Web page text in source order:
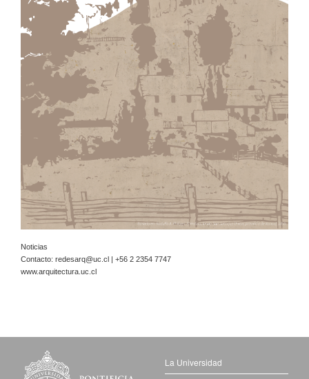
Noticias
Contacto: redesarq@uc.cl | +56 2 2354 7747
www.arquitectura.uc.cl
La Universidad